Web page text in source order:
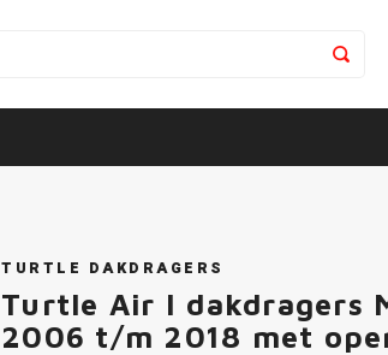
TURTLE DAKDRAGERS
Turtle Air I dakdragers
2006 t/m 2018 met